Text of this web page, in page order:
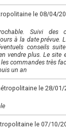
le 08/04/
Suivi des
à la date prévue.
conseils
vendre plus. Le site
commandes très
un an
le 28/01/
le 07/10/